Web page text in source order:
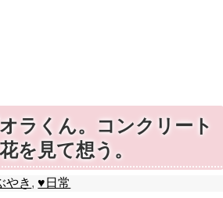
ラくん。コンクリート
を見て想う。
やき ,♥日常